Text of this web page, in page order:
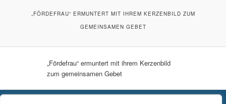
„FÖRDEFRAU“ ERMUNTERT MIT IHREM KERZENBILD ZUM
GEMEINSAMEN GEBET
„Fördefrau“ ermuntert mit ihrem Kerzenbild
zum gemeinsamen Gebet